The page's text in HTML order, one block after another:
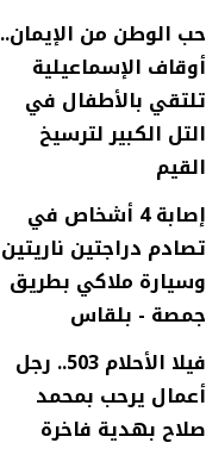
حب الوطن من الإيمان..
أوقاف الإسماعيلية
تلتقي بالأطفال في
التل الكبير لترسيخ
القيم
إصابة 4 أشخاص في
تصادم دراجتين ناريتين
وسيارة ملاكي بطريق
جمصة - بلقاس
فيلا الأحلام 503.. رجل
أعمال يرحب بمحمد
صلاح بهدية فاخرة